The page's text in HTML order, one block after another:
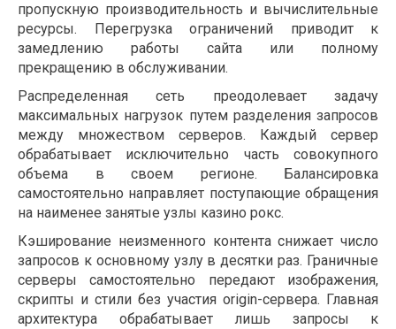
пропускную производительность и вычислительные
ресурсы. Перегрузка ограничений приводит к
замедлению работы сайта или полному
прекращению в обслуживании.
Распределенная сеть преодолевает задачу
максимальных нагрузок путем разделения запросов
между множеством серверов. Каждый сервер
обрабатывает исключительно часть совокупного
объема в своем регионе. Балансировка
самостоятельно направляет поступающие обращения
на наименее занятые узлы казино рокс.
Кэширование неизменного контента снижает число
запросов к основному узлу в десятки раз. Граничные
серверы самостоятельно передают изображения,
скрипты и стили без участия origin-сервера. Главная
архитектура обрабатывает лишь запросы к